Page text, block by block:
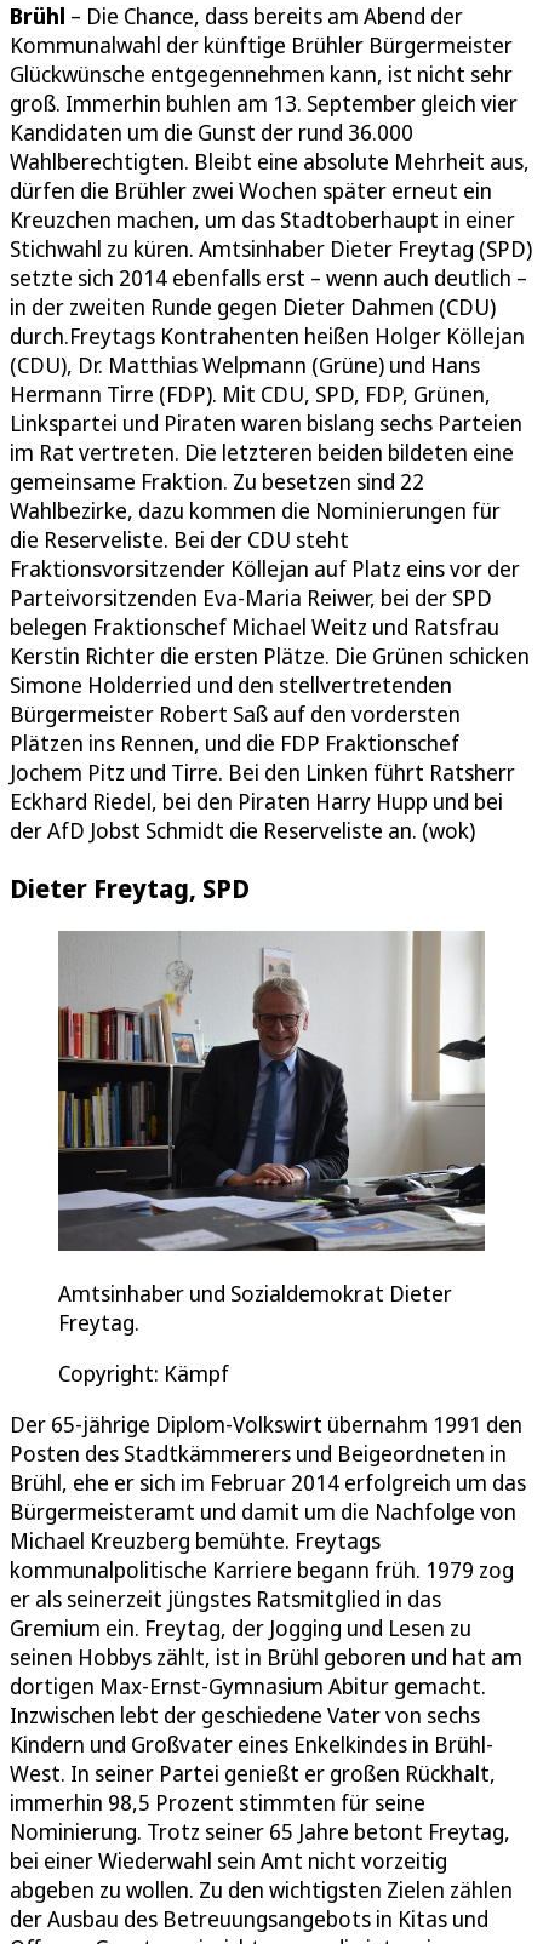
Brühl – Die Chance, dass bereits am Abend der
Kommunalwahl der künftige Brühler Bürgermeister
Glückwünsche entgegennehmen kann, ist nicht sehr
groß. Immerhin buhlen am 13. September gleich vier
Kandidaten um die Gunst der rund 36.000
Wahlberechtigten. Bleibt eine absolute Mehrheit aus,
dürfen die Brühler zwei Wochen später erneut ein
Kreuzchen machen, um das Stadtoberhaupt in einer
Stichwahl zu küren. Amtsinhaber Dieter Freytag (SPD)
setzte sich 2014 ebenfalls erst – wenn auch deutlich –
in der zweiten Runde gegen Dieter Dahmen (CDU)
durch.Freytags Kontrahenten heißen Holger Köllejan
(CDU), Dr. Matthias Welpmann (Grüne) und Hans
Hermann Tirre (FDP). Mit CDU, SPD, FDP, Grünen,
Linkspartei und Piraten waren bislang sechs Parteien
im Rat vertreten. Die letzteren beiden bildeten eine
gemeinsame Fraktion. Zu besetzen sind 22
Wahlbezirke, dazu kommen die Nominierungen für
die Reserveliste. Bei der CDU steht
Fraktionsvorsitzender Köllejan auf Platz eins vor der
Parteivorsitzenden Eva-Maria Reiwer, bei der SPD
belegen Fraktionschef Michael Weitz und Ratsfrau
Kerstin Richter die ersten Plätze. Die Grünen schicken
Simone Holderried und den stellvertretenden
Bürgermeister Robert Saß auf den vordersten
Plätzen ins Rennen, und die FDP Fraktionschef
Jochem Pitz und Tirre. Bei den Linken führt Ratsherr
Eckhard Riedel, bei den Piraten Harry Hupp und bei
der AfD Jobst Schmidt die Reserveliste an. (wok)
Dieter Freytag, SPD
Amtsinhaber und Sozialdemokrat Dieter
Freytag.
Copyright: Kämpf
Der 65-jährige Diplom-Volkswirt übernahm 1991 den
Posten des Stadtkämmerers und Beigeordneten in
Brühl, ehe er sich im Februar 2014 erfolgreich um das
Bürgermeisteramt und damit um die Nachfolge von
Michael Kreuzberg bemühte. Freytags
kommunalpolitische Karriere begann früh. 1979 zog
er als seinerzeit jüngstes Ratsmitglied in das
Gremium ein. Freytag, der Jogging und Lesen zu
seinen Hobbys zählt, ist in Brühl geboren und hat am
dortigen Max-Ernst-Gymnasium Abitur gemacht.
Inzwischen lebt der geschiedene Vater von sechs
Kindern und Großvater eines Enkelkindes in Brühl-
West. In seiner Partei genießt er großen Rückhalt,
immerhin 98,5 Prozent stimmten für seine
Nominierung. Trotz seiner 65 Jahre betont Freytag,
bei einer Wiederwahl sein Amt nicht vorzeitig
abgeben zu wollen. Zu den wichtigsten Zielen zählen
der Ausbau des Betreuungsangebots in Kitas und